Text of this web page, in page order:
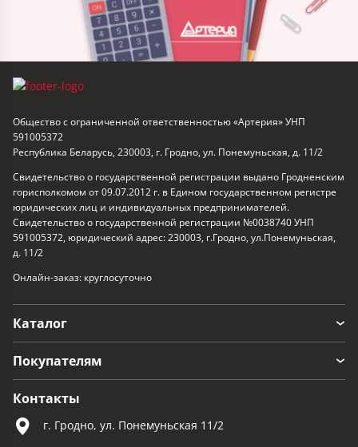
Общество с ограниченной ответственностью «Артерия» УНП
591005372
Республика Беларусь, 230003, г. Гродно, ул. Понемуньская, д. 11/2
Свидетельство о государственной регистрации выдано Гродненским
горисполкомом от 09.07.2012 г. в Едином государственном регистре
юридических лиц и индивидуальных предпринимателей.
Свидетельство о государственной регистрации №0038740 УНП
591005372, юридический адрес: 230003, г.Гродно, ул.Понемуньская,
д. 11/2
Онлайн-заказ: круглосуточно
Каталог
Покупателям
Контакты
г. Гродно, ул. Понемуньская 11/2